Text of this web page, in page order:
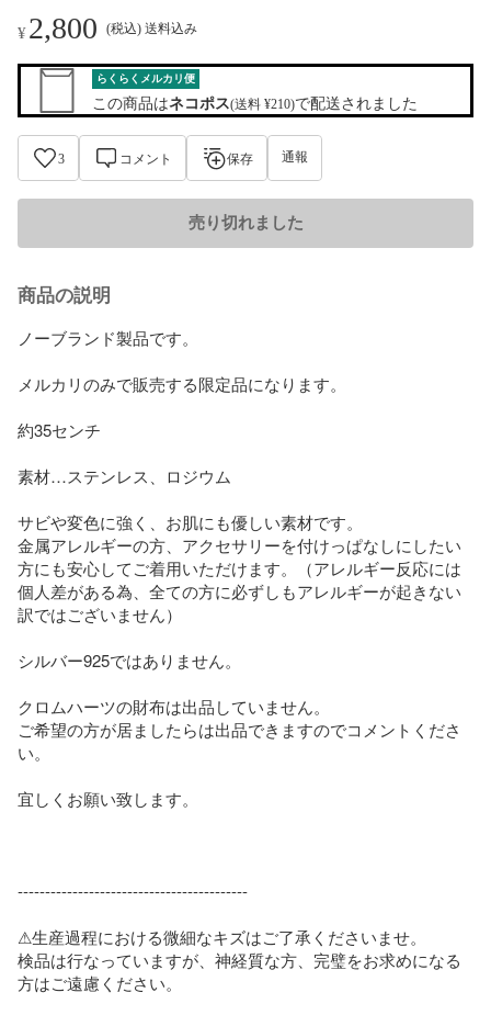
¥2,800 (税込) 送料込み
らくらくメルカリ便
この商品はネコポス(送料 ¥210)で配送されました
3 コメント 保存 通報
売り切れました
商品の説明
ノーブランド製品です。
メルカリのみで販売する限定品になります。
約35センチ
素材…ステンレス、ロジウム
サビや変色に強く、お肌にも優しい素材です。
金属アレルギーの方、アクセサリーを付けっぱなしにしたい
方にも安心してご着用いただけます。（アレルギー反応には
個人差がある為、全ての方に必ずしもアレルギーが起きない
訳ではございません）
シルバー925ではありません。
クロムハーツの財布は出品していません。
ご希望の方が居ましたらは出品できますのでコメントくださ
い。
宜しくお願い致します。
------------------------------------------
⚠︎生産過程における微細なキズはご了承くださいませ。
検品は行なっていますが、神経質な方、完璧をお求めになる
方はご遠慮ください。